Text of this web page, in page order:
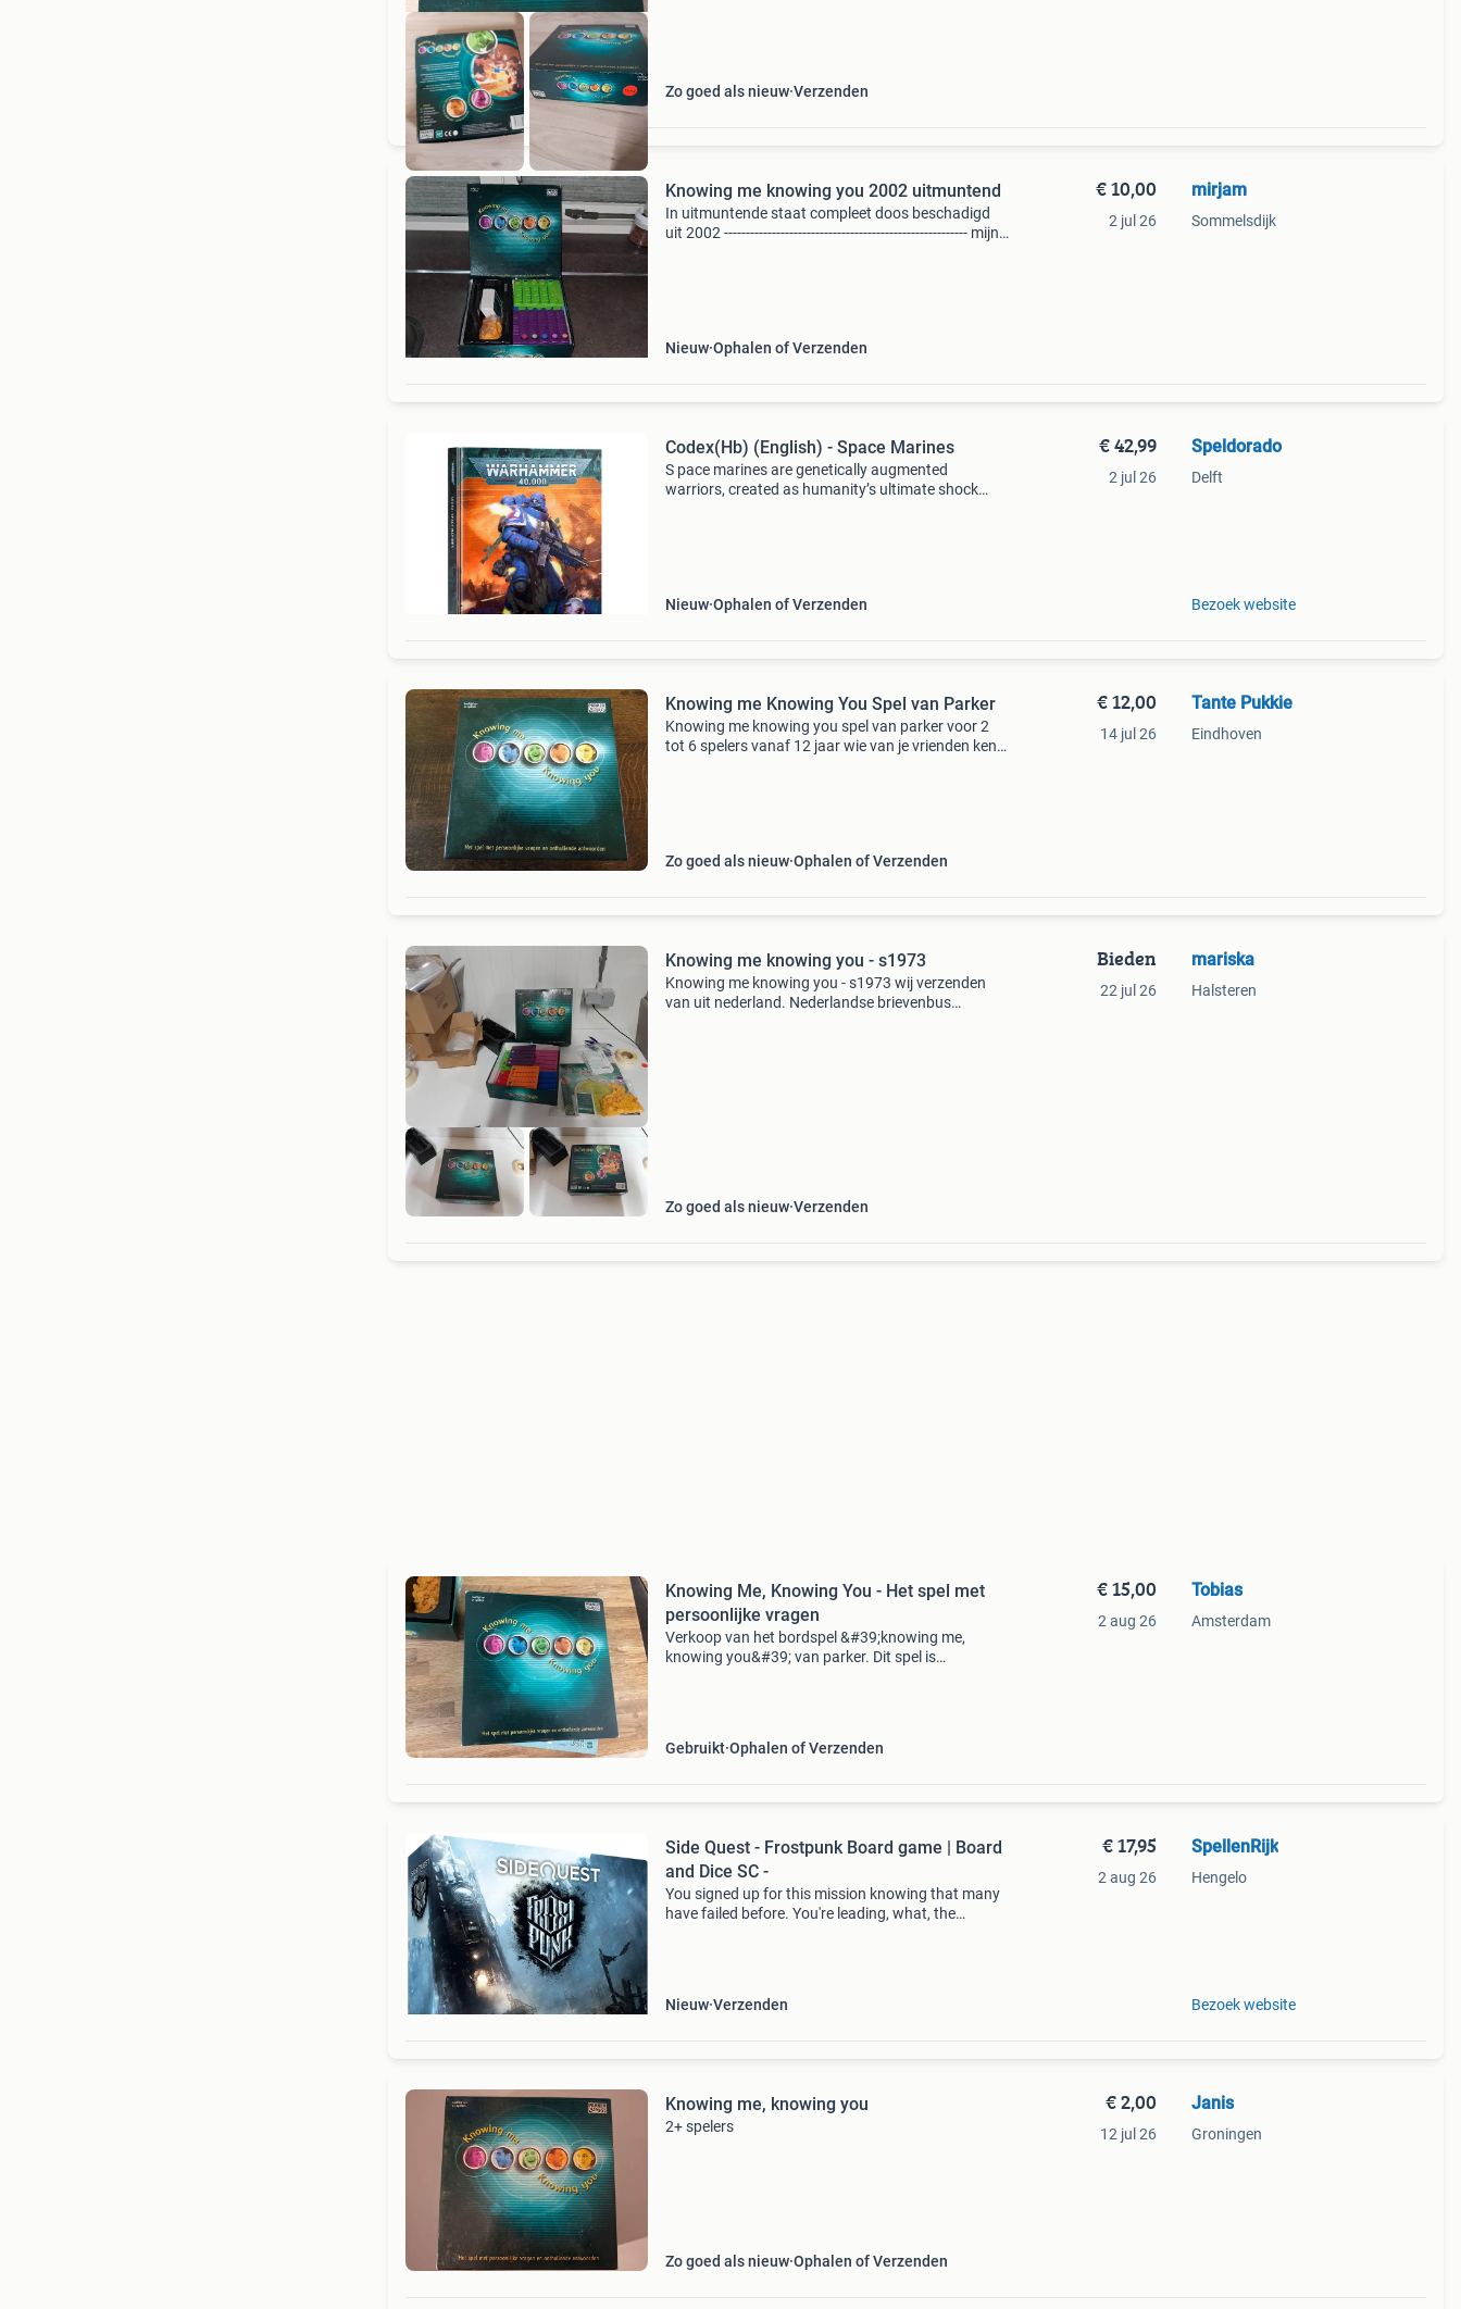
Zo goed als nieuw Verzenden
Knowing me knowing you 2002 uitmuntend
In uitmuntende staat compleet doos beschadigd
uit 2002 -------------------------------------------------------- mijn
Nieuw Ophalen of Verzenden
€ 10,00
2 jul 26
mirjam
Sommelsdijk
Codex(Hb) (English) - Space Marines
S pace marines are genetically augmented
warriors, created as humanity’s ultimate shock
Nieuw Ophalen of Verzenden
€ 42,99
2 jul 26
Speldorado
Delft
Bezoek website
Knowing me Knowing You Spel van Parker
Knowing me knowing you spel van parker voor 2
tot 6 spelers vanaf 12 jaar wie van je vrienden ken
Zo goed als nieuw Ophalen of Verzenden
€ 12,00
14 jul 26
Tante Pukkie
Eindhoven
Knowing me knowing you - s1973
Knowing me knowing you - s1973 wij verzenden
van uit nederland. Nederlandse brievenbus
Zo goed als nieuw Verzenden
Bieden
22 jul 26
mariska
Halsteren
Knowing Me, Knowing You - Het spel met
persoonlijke vragen
Verkoop van het bordspel &#39;knowing me,
knowing you&#39; van parker. Dit spel is
Gebruikt Ophalen of Verzenden
€ 15,00
2 aug 26
Tobias
Amsterdam
Side Quest - Frostpunk Board game | Board
and Dice SC -
You signed up for this mission knowing that many
have failed before. You're leading, what, the
Nieuw Verzenden
€ 17,95
2 aug 26
SpellenRijk
Hengelo
Bezoek website
Knowing me, knowing you
2+ spelers
Zo goed als nieuw Ophalen of Verzenden
€ 2,00
12 jul 26
Janis
Groningen